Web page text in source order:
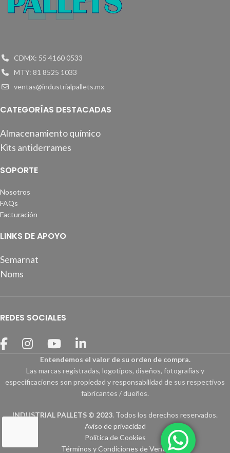
CDMX: 55 4160 0533
MTY: 81 8525 1033
ventas@industrialpallets.mx
CATEGORÍAS DESTACADAS
Almacenamiento químico
Kits antiderrames
SOPORTE
Nosotros
FAQs
Facturación
LINKS DE APOYO
Semarnat
Noms
REDES SOCIALES
Entendemos el valor de su orden de compra.
Las marcas registradas, logotipos, diseños, fotografías y
especificaciones son propiedad y responsabilidad de sus respectivos
fabricantes / dueños.
INDUSTRIAL PALLETS © 2023. Todos los derechos reservados.
Aviso de privacidad
Política de Cookies
Términos y Condiciones de Venta